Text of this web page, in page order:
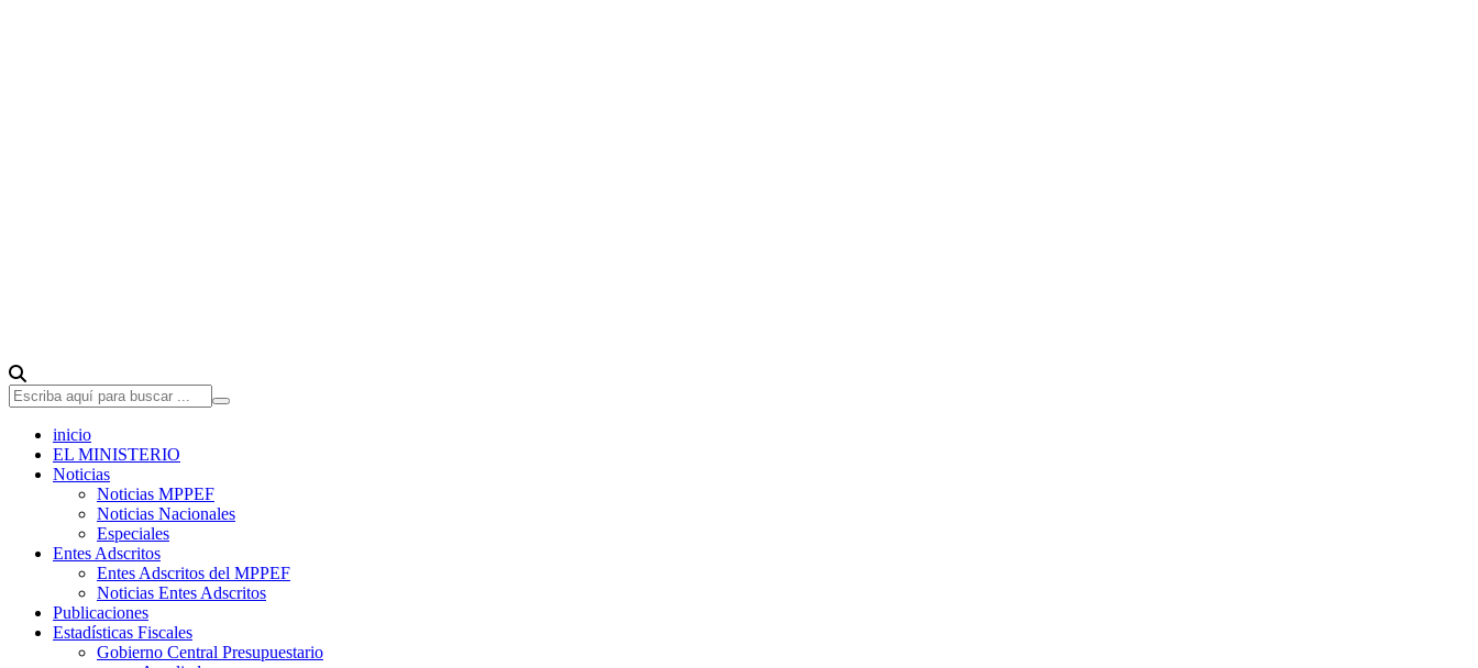
inicio
EL MINISTERIO
Noticias
Noticias MPPEF
Noticias Nacionales
Especiales
Entes Adscritos
Entes Adscritos del MPPEF
Noticias Entes Adscritos
Publicaciones
Estadísticas Fiscales
Gobierno Central Presupuestario